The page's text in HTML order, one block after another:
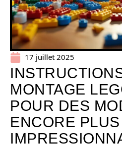
17 juillet 2025
MONTAGE
POUR DES
ENCORE PLUS